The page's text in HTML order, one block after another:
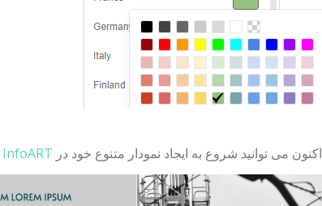
اکنون می توانید شروع به ایجاد نمودار متنوع خود در InfoART